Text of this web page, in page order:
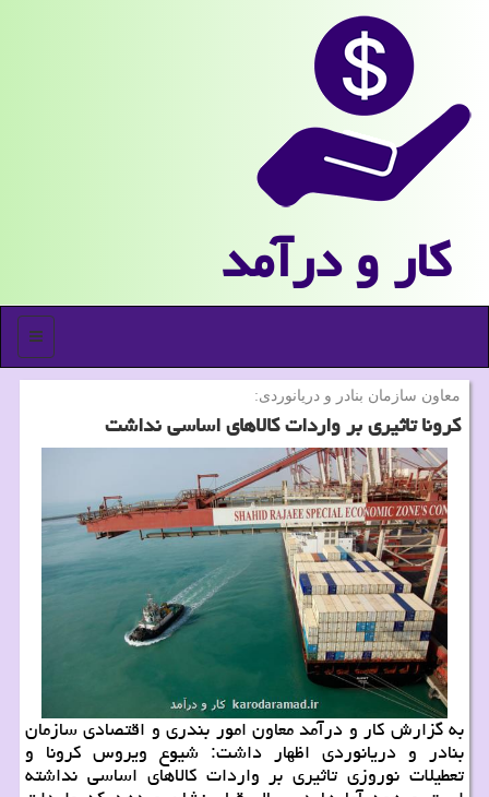
كار و درآمد
منو
معاون سازمان بنادر و دریانوردی:
كرونا تاثیری بر واردات كالاهای اساسی نداشت
به گزارش كار و درآمد معاون امور بندری و اقتصادی سازمان
بنادر و دریانوردی اظهار داشت: شیوع ویروس كرونا و
تعطیلات نوروزی تاثیری بر واردات كالاهای اساسی نداشته